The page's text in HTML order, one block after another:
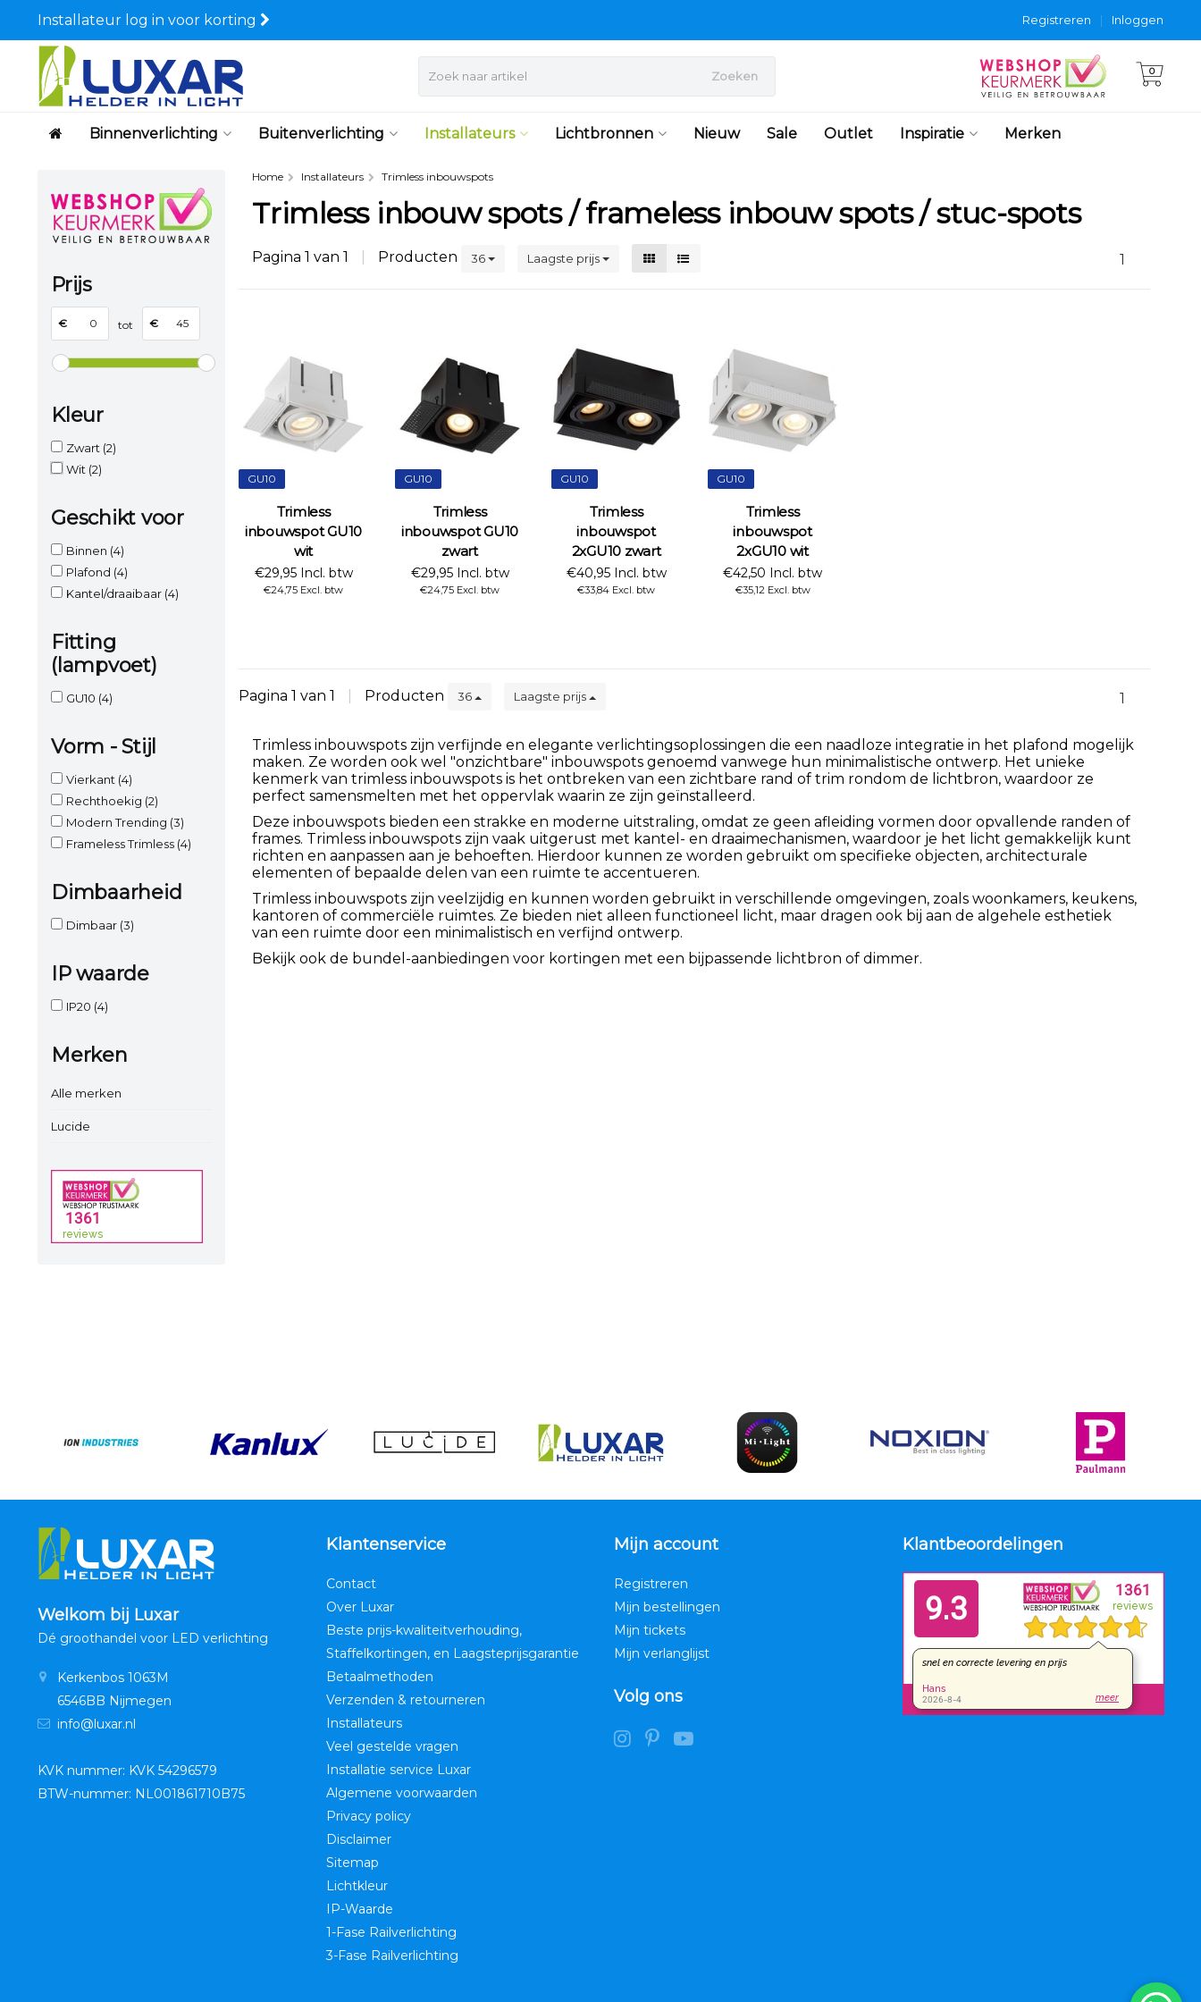
Installateur log in voor korting Inloggen
|
Registreren
Zoeken 0
Binnenverlichting Buitenverlichting Installateurs Lichtbronnen Nieuw Sale Outlet Inspiratie Merken
Prijs
€ tot €
Kleur
Zwart (2)
Wit (2)
Geschikt voor
Binnen (4)
Plafond (4)
Kantel/draaibaar (4)
Fitting
(lampvoet)
GU10 (4)
Vorm - Stijl
Vierkant (4)
Rechthoekig (2)
Modern Trending (3)
Frameless Trimless (4)
Dimbaarheid
Dimbaar (3)
IP waarde
IP20 (4)
Merken
Alle merken
Lucide
Home Installateurs Trimless inbouwspots
Trimless inbouw spots / frameless inbouw spots / stuc-spots
Pagina 1 van 1 Producten 36 Laagste prijs 1
GU10
Trimless
inbouwspot GU10
wit
€29,95 Incl. btw
€24,75 Excl. btw
GU10
Trimless
inbouwspot GU10
zwart
€29,95 Incl. btw
€24,75 Excl. btw
GU10
Trimless
inbouwspot
2xGU10 zwart
€40,95 Incl. btw
€33,84 Excl. btw
GU10
Trimless
inbouwspot
2xGU10 wit
€42,50 Incl. btw
€35,12 Excl. btw
Pagina 1 van 1 Producten 36 Laagste prijs 1
Trimless inbouwspots zijn verfijnde en elegante verlichtingsoplossingen die een naadloze integratie in het plafond mogelijk
maken. Ze worden ook wel "onzichtbare" inbouwspots genoemd vanwege hun minimalistische ontwerp. Het unieke
kenmerk van trimless inbouwspots is het ontbreken van een zichtbare rand of trim rondom de lichtbron, waardoor ze
perfect samensmelten met het oppervlak waarin ze zijn geïnstalleerd.
Deze inbouwspots bieden een strakke en moderne uitstraling, omdat ze geen afleiding vormen door opvallende randen of
frames. Trimless inbouwspots zijn vaak uitgerust met kantel- en draaimechanismen, waardoor je het licht gemakkelijk kunt
richten en aanpassen aan je behoeften. Hierdoor kunnen ze worden gebruikt om specifieke objecten, architecturale
elementen of bepaalde delen van een ruimte te accentueren.
Trimless inbouwspots zijn veelzijdig en kunnen worden gebruikt in verschillende omgevingen, zoals woonkamers, keukens,
kantoren of commerciële ruimtes. Ze bieden niet alleen functioneel licht, maar dragen ook bij aan de algehele esthetiek
van een ruimte door een minimalistisch en verfijnd ontwerp.
Bekijk ook de bundel-aanbiedingen voor kortingen met een bijpassende lichtbron of dimmer.
Welkom bij Luxar
Dé groothandel voor LED verlichting
Kerkenbos 1063M
6546BB Nijmegen
info@luxar.nl
KVK nummer: KVK 54296579
BTW-nummer: NL001861710B75
Klantenservice
Contact
Over Luxar
Beste prijs-kwaliteitverhouding,
Staffelkortingen, en Laagsteprijsgarantie
Betaalmethoden
Verzenden & retourneren
Installateurs
Veel gestelde vragen
Installatie service Luxar
Algemene voorwaarden
Privacy policy
Disclaimer
Sitemap
Lichtkleur
IP-Waarde
1-Fase Railverlichting
3-Fase Railverlichting
Mijn account
Registreren
Mijn bestellingen
Mijn tickets
Mijn verlanglijst
Volg ons
Klantbeoordelingen